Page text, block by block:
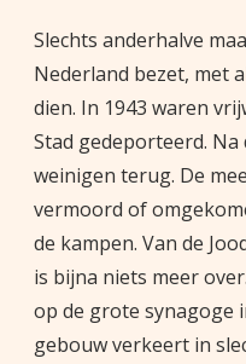
Slechts anderhalve
Nederland bezet, met
dien. In 1943 waren
Stad gedeporteerd.
weinigen terug. De
vermoord of
de kampen. Van de
is bijna niets meer
op de grote synagoge
gebouw verkeert in